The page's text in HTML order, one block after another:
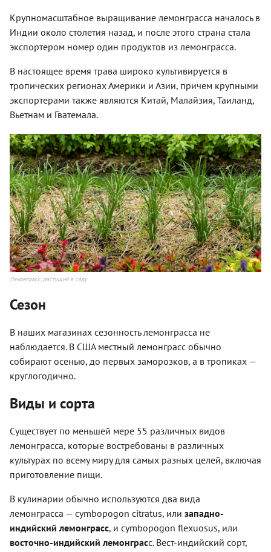
Крупномасштабное выращивание лемонграсса началось в
Индии около столетия назад, и после этого страна стала
экспортером номер один продуктов из лемонграсса.
В настоящее время трава широко культивируется в
тропических регионах Америки и Азии, причем крупными
экспортерами также являются Китай, Малайзия, Таиланд,
Вьетнам и Гватемала.
Лемонграсс, растущий в саду
Сезон
В наших магазинах сезонность лемонграсса не
наблюдается. В США местный лемонграсс обычно
собирают осенью, до первых заморозков, а в тропиках —
круглогодично.
Виды и сорта
Существует по меньшей мере 55 различных видов
лемонграсса, которые востребованы в различных
культурах по всему миру для самых разных целей, включая
приготовление пищи.
В кулинарии обычно используются два вида
лемонграсса — cymbopogon citratus, или западно-
индийский лемонграсс, и cymbopogon flexuosus, или
восточно-индийский лемонграсс. Вест-индийский сорт,